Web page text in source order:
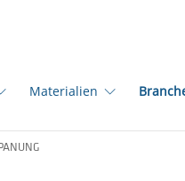
Materialien